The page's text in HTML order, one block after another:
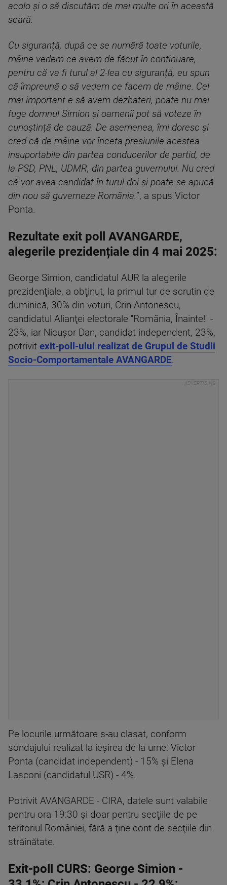
acolo și o să discutăm de mai multe ori în această
seară.
Cu siguranță, după ce se numără toate voturile,
mâine vedem ce avem de făcut în continuare,
pentru că va fi turul al 2-lea cu siguranță, eu spun
că împreună o să vedem ce facem de mâine. Cel
mai important e să avem dezbateri, poate nu mai
fuge domnul Simion și oamenii pot să voteze în
cunoștință de cauză. De asemenea, îmi doresc și
cred că de mâine vor înceta presiunile acestea
insuportabile din partea conducerilor de partid, de
la PSD, PNL, UDMR, din partea guvernului. Nu cred
că vor avea candidat în turul doi și poate se apucă
din nou să guverneze România.”, a spus Victor
Ponta.
Rezultate exit poll AVANGARDE,
alegerile prezidențiale din 4 mai 2025:
George Simion, candidatul AUR la alegerile
prezidenţiale, a obţinut, la primul tur de scrutin de
duminică, 30% din voturi, Crin Antonescu,
candidatul Alianţei electorale ''România, Înainte!'' -
23%, iar Nicuşor Dan, candidat independent, 23%,
potrivit exit-poll-ului realizat de Grupul de Studii
Socio-Comportamentale AVANGARDE.
Pe locurile următoare s-au clasat, conform
sondajului realizat la ieşirea de la urne: Victor
Ponta (candidat independent) - 15% şi Elena
Lasconi (candidatul USR) - 4%.
Potrivit AVANGARDE - CIRA, datele sunt valabile
pentru ora 19:30 şi doar pentru secţiile de pe
teritoriul României, fără a ţine cont de secţiile din
străinătate.
Exit-poll CURS: George Simion -